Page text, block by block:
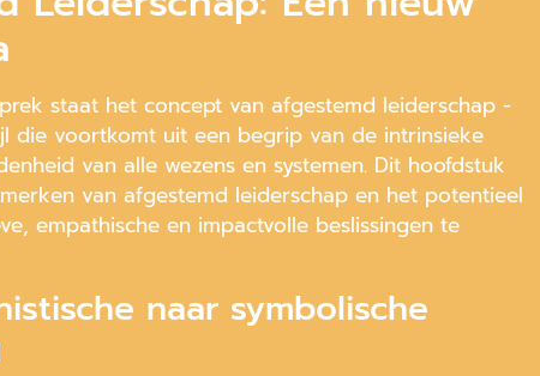
staat het concept van afgestemd leiderschap -
die voortkomt uit een begrip van de intrinsieke
van alle wezens en systemen. Dit hoofdstuk
van afgestemd leiderschap en het potentieel
empathische en impactvolle beslissingen te
naar symbolische